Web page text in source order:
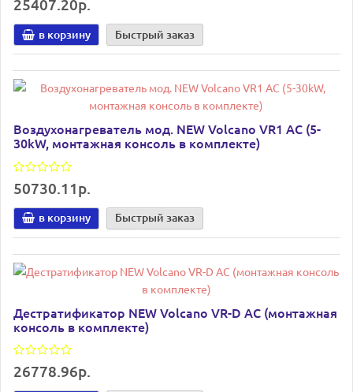
25407.20р.
в корзину Быстрый заказ
Воздухонагреватель мод. NEW Volcano VR1 AC (5-
30kW, монтажная консоль в комплекте)
50730.11р.
в корзину Быстрый заказ
Дестратификатор NEW Volcano VR-D AC (монтажная
консоль в комплекте)
26778.96р.